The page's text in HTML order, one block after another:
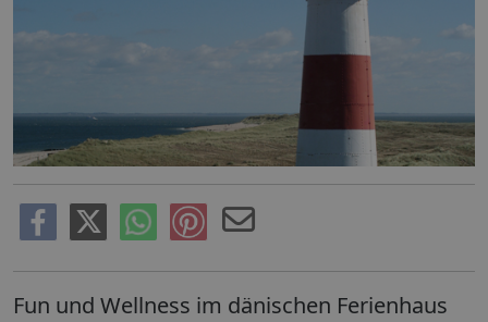
Fun und Wellness im dänischen Ferienhaus